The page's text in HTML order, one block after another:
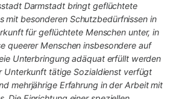
Darmstadt bringt geflüchtete
mit besonderen Schutzbedürfnissen in
für geflüchtete Menschen unter, in
queerer Menschen insbesondere auf
Unterbringung adäquat erfüllt werden
Unterkunft tätige Sozialdienst verfügt
mehrjährige Erfahrung in der Arbeit mit